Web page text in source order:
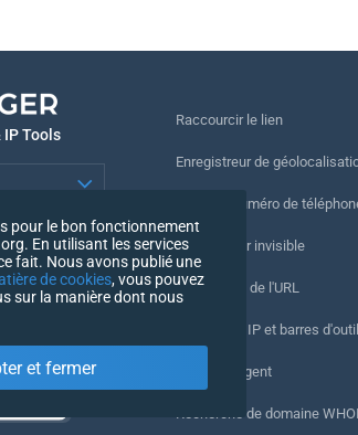
IP Tools
Raccourcir le lien
Enregistreur de
Suivre le numéro de
Enregistreur invisible
Vérification de l'URL
Compteurs IP et barres
Mon UserAgent
Recherche de domaine
pour le bon fonctionnement
En utilisant les services
fait. Nous avons publié une
de cookies, vous pouvez
sur la manière dont nous
et fermer